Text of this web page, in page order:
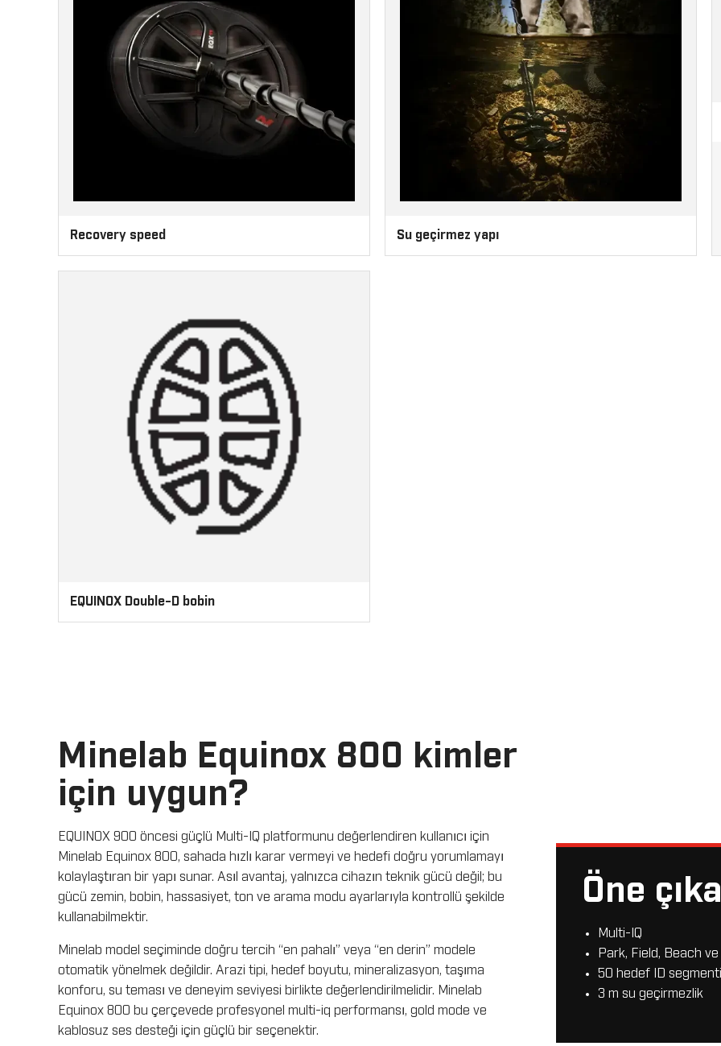
Recovery speed Su geçirmez yapı
EQUINOX Double-D bobin
Minelab Equinox 800 kimler
için uygun?
EQUINOX 900 öncesi güçlü Multi-IQ platformunu değerlendiren kullanıcı için
Minelab Equinox 800, sahada hızlı karar vermeyi ve hedefi doğru yorumlamayı
kolaylaştıran bir yapı sunar. Asıl avantaj, yalnızca cihazın teknik gücü değil; bu
gücü zemin, bobin, hassasiyet, ton ve arama modu ayarlarıyla kontrollü şekilde
kullanabilmektir.
Minelab model seçiminde doğru tercih “en pahalı” veya “en derin” modele
otomatik yönelmek değildir. Arazi tipi, hedef boyutu, mineralizasyon, taşıma
konforu, su teması ve deneyim seviyesi birlikte değerlendirilmelidir. Minelab
Equinox 800 bu çerçevede profesyonel multi-iq performansı, gold mode ve
kablosuz ses desteği için güçlü bir seçenektir.
Öne
Multi-IQ
Park, Field, Beach ve
50 hedef ID segmenti
3 m su geçirmezlik